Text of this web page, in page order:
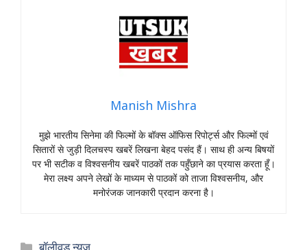
Manish Mishra
मुझे भारतीय सिनेमा की फिल्मों के बॉक्स ऑफिस रिपोर्ट्स और फिल्मों एवं
सितारों से जुड़ी दिलचस्प खबरें लिखना बेहद पसंद हैं। साथ ही अन्य बिषयों
पर भी सटीक व विश्वसनीय खबरें पाठकों तक पहुँछाने का प्रयास करता हूँ।
मेरा लक्ष्य अपने लेखों के माध्यम से पाठकों को ताजा विश्वसनीय, और
मनोरंजक जानकारी प्रदान करना है।
Categories